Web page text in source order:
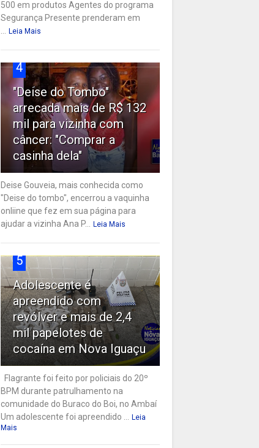
500 em produtos Agentes do programa
Segurança Presente prenderam em
Leia Mais
4
"Deise do Tombo"
arrecada mais de R$ 132
mil para vizinha com
câncer: "Comprar a
casinha dela"
Deise Gouveia, mais conhecida como
"Deise do tombo", encerrou a vaquinha
onliine que fez em sua página para
ajudar a vizinha Ana P...
Leia Mais
5
Adolescente é
apreendido com
revólver e mais de 2,4
mil papelotes de
cocaína em Nova Iguaçu
Flagrante foi feito por policiais do 20º
BPM durante patrulhamento na
comunidade do Buraco do Boi, no Ambaí
Um adolescente foi apreendido ...
Leia
Mais